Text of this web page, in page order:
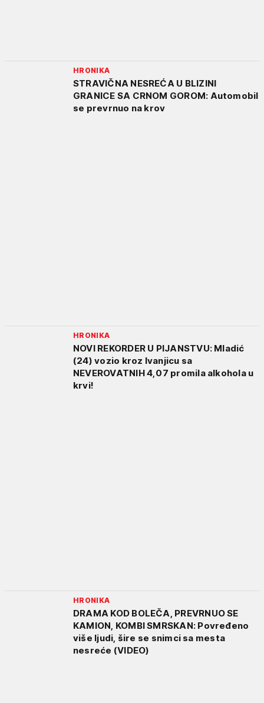
HRONIKA
STRAVIČNA NESREĆA U BLIZINI
GRANICE SA CRNOM GOROM: Automobil
se prevrnuo na krov
HRONIKA
NOVI REKORDER U PIJANSTVU: Mladić
(24) vozio kroz Ivanjicu sa
NEVEROVATNIH 4,07 promila alkohola u
krvi!
HRONIKA
DRAMA KOD BOLEČA, PREVRNUO SE
KAMION, KOMBI SMRSKAN: Povređeno
više ljudi, šire se snimci sa mesta
nesreće (VIDEO)